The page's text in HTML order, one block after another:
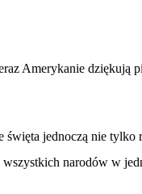
Amerykanie dziękują
jednoczą nie tylko
narodów w